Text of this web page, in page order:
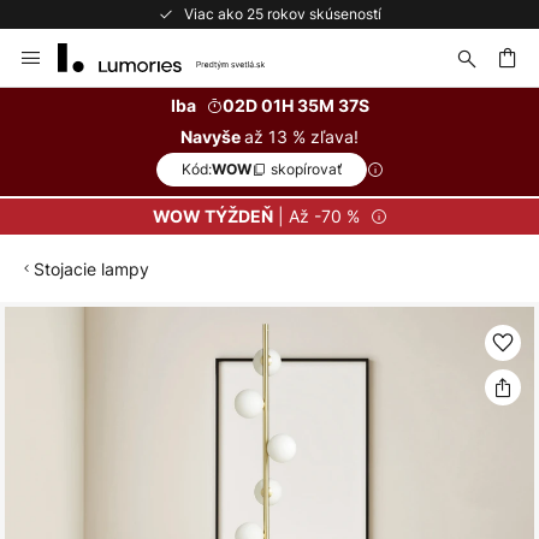
Viac ako 25 rokov skúseností
to
Iba
02D 01H 35M 37S
Navyšeaž 13 % zľava!
Kód:WOW skopírovať
WOW TÝŽDEŇ| Až -70 %
Stojacie lampy